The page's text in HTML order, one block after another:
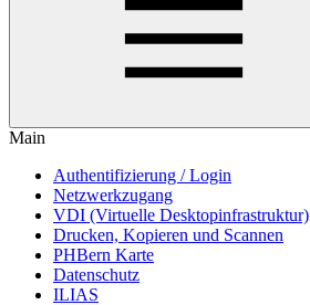
Main
Authentifizierung / Login
Netzwerkzugang
VDI (Virtuelle Desktopinfrastruktur)
Drucken, Kopieren und Scannen
PHBern Karte
Datenschutz
ILIAS